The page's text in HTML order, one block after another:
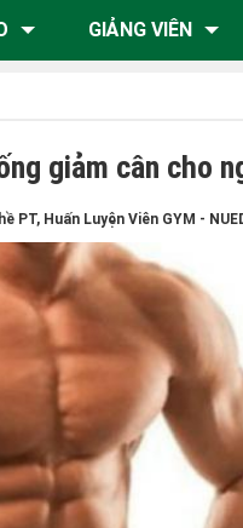
GIẢNG VIÊN
giảm cân cho
PT, Huấn Luyện Viên GYM -